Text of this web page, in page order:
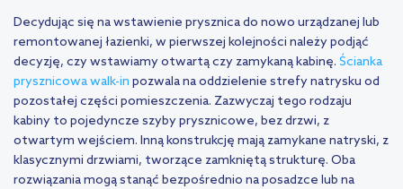
Decydując się na wstawienie prysznica do nowo urządzanej lub
remontowanej łazienki, w pierwszej kolejności należy podjąć
decyzję, czy wstawiamy otwartą czy zamykaną kabinę. Ścianka
prysznicowa walk-in pozwala na oddzielenie strefy natrysku od
pozostałej części pomieszczenia. Zazwyczaj tego rodzaju
kabiny to pojedyncze szyby prysznicowe, bez drzwi, z
otwartym wejściem. Inną konstrukcję mają zamykane natryski, z
klasycznymi drzwiami, tworzące zamkniętą strukturę. Oba
rozwiązania mogą stanąć bezpośrednio na posadzce lub na